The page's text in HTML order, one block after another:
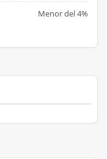
Menor del 4%